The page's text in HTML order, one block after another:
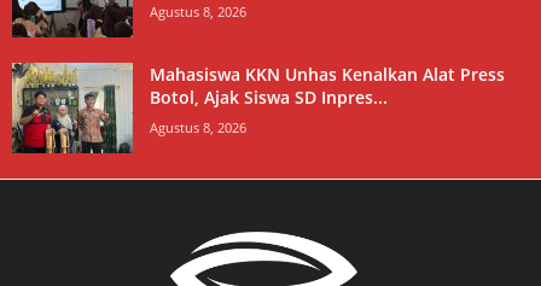
Agustus 8, 2026
Mahasiswa KKN Unhas Kenalkan Alat Press
Botol, Ajak Siswa SD Inpres...
Agustus 8, 2026